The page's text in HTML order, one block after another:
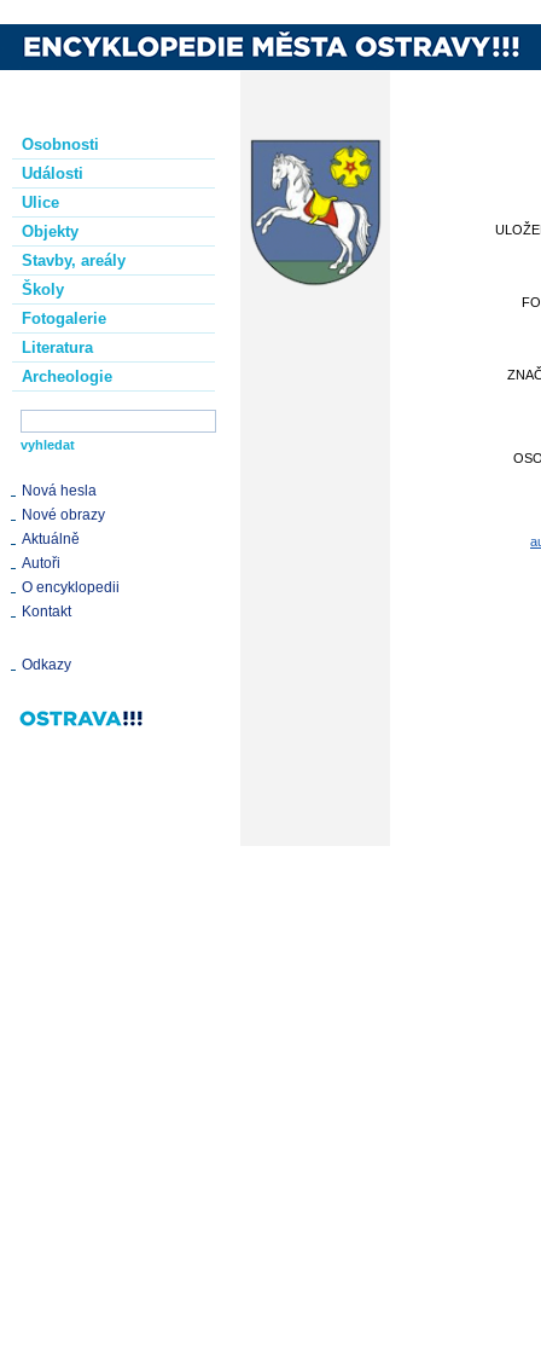
Osobnosti
Události
Ulice
Objekty
Stavby, areály
Školy
Fotogalerie
Literatura
Archeologie
Nová hesla
Nové obrazy
Aktuálně
Autoři
O encyklopedii
Kontakt
Odkazy